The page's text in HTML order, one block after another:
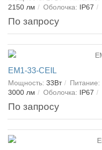
2150 лм
Оболочка: IP67
По запросу
EM1-33-CEIL
Мощность: 33Вт Питание:
3000 лм
Оболочка: IP67
По запросу